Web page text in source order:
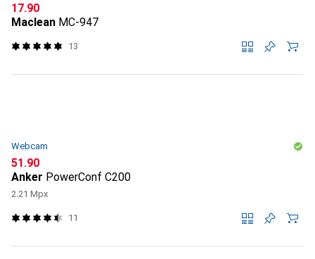
CHF
17.90
Maclean MC-947
13
Webcam
CHF
51.90
Anker PowerConf C200
2.21 Mpx
11